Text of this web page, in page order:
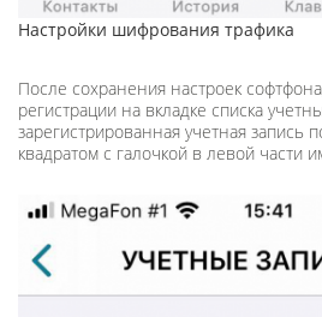
Настройки шифрования трафика
После сохранения настроек
регистрации на вкладке списка
зарегистрированная учетная запись
квадратом с галочкой в левой части